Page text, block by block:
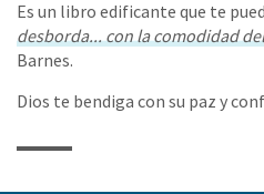
Es un libro edificante que te
desborda... con la comodidad
Barnes.
Dios te bendiga con su paz y